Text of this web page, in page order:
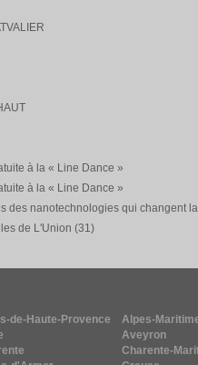
à la « Line Dance »
à la « Line Dance »
des nanotechnologies qui changent
de L'Union (31)
de-Haute-Provence Alpes-
Aveyron
Charente-